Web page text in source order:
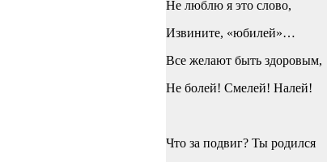
Не люблю я это слово,
Извините, «юбилей»…
Все желают быть здоровым,
Не болей! Смелей! Налей!
Что за подвиг? Ты родился